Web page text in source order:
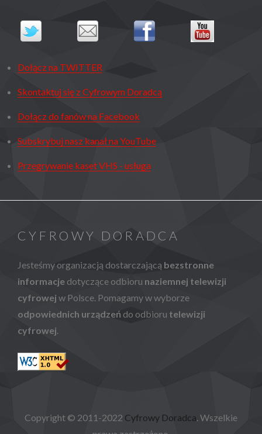
Dołącz na TWITTER
Skontaktuj się z Cyfrowym Doradcą
Dołącz do fanów na Facebook
Subskrybuj nasz kanał na YouTube
Przegrywanie kaset VHS - usługa
CYFROWY DORADCA
Jesteśmy organizacją dostarczającą bezstronne
informacje dotyczące odbioru naziemnej telewizji
cyfrowej w Polsce. Pomagamy w wyborze
odpowiednich urządzeń do odbioru telewizji
cyfrowej
Copyright © 2011-2022 Cyfrowy Doradca . Wszelkie